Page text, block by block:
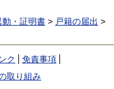
動・証明書 > 戸籍の届出 >
ク
免責事項
取り組み